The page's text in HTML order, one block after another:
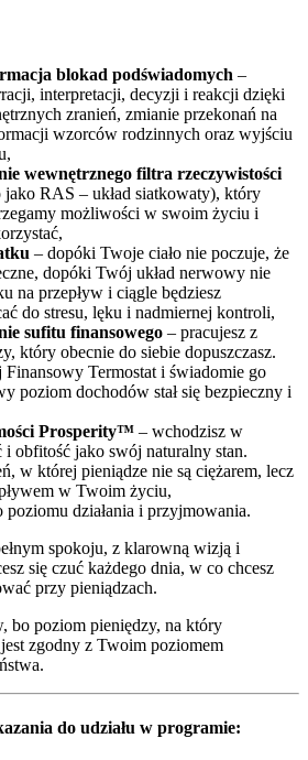
blokad podświadomych –
interpretacji, decyzji i reakcji dzięki
zranień, zmianie przekonań na
wzorców rodzinnych oraz wyjściu
wewnętrznego filtra rzeczywistości
jako RAS – układ siatkowaty), który
możliwości w swoim życiu i
– dopóki Twoje ciało nie poczuje, że
dopóki Twój układ nerwowy nie
na przepływ i ciągle będziesz
do stresu, lęku i nadmiernej kontroli,
sufitu finansowego – pracujesz z
który obecnie do siebie dopuszczasz.
Finansowy Termostat i świadomie go
poziom dochodów stał się bezpieczny i
Prosperity™ – wchodzisz w
i obfitość jako swój naturalny stan.
w której pieniądze nie są ciężarem, lecz
w Twoim życiu,
poziomu działania i przyjmowania.
spokoju, z klarowną wizją i
się czuć każdego dnia, w co chcesz
przy pieniądzach.
bo poziom pieniędzy, na który
zgodny z Twoim poziomem
do udziału w programie: